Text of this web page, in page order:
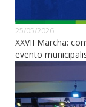
25/05/2026
XXVII Marcha:
evento